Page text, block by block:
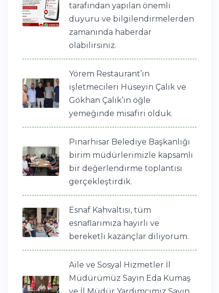
tarafından yapılan önemli
duyuru ve bilgilendirmelerden
zamanında haberdar
olabilirsiniz.
Yörem Restaurant’ın
işletmecileri Hüseyin Çalık ve
Gökhan Çalık’ın öğle
yemeğinde misafiri olduk.
Pınarhisar Belediye Başkanlığı
birim müdürlerimizle kapsamlı
bir değerlendirme toplantısı
gerçekleştirdik.
Esnaf Kahvaltısı, tüm
esnaflarımıza hayırlı ve
bereketli kazançlar diliyorum.
Aile ve Sosyal Hizmetler İl
Müdürümüz Sayın Eda Kumaş